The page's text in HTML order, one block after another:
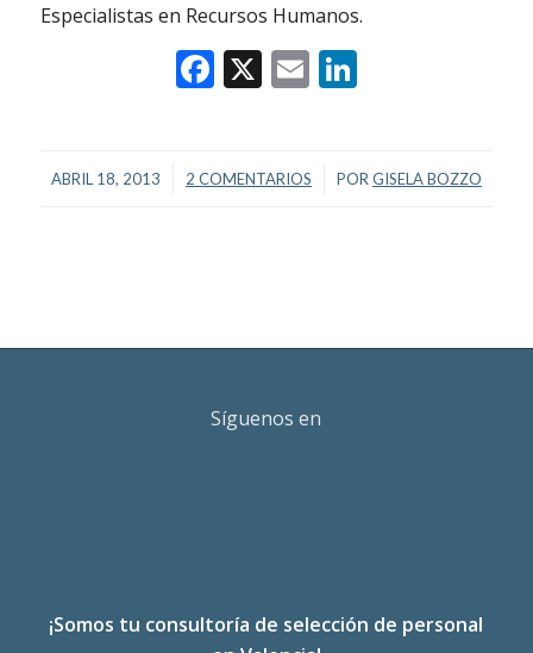
Especialistas en Recursos Humanos.
Facebook
X EmailLinkedIn
ABRIL 18, 2013
/ 2 COMENTARIOS
/ POR GISELA BOZZO
Síguenos en
¡Somos tu consultoría de selección de personal